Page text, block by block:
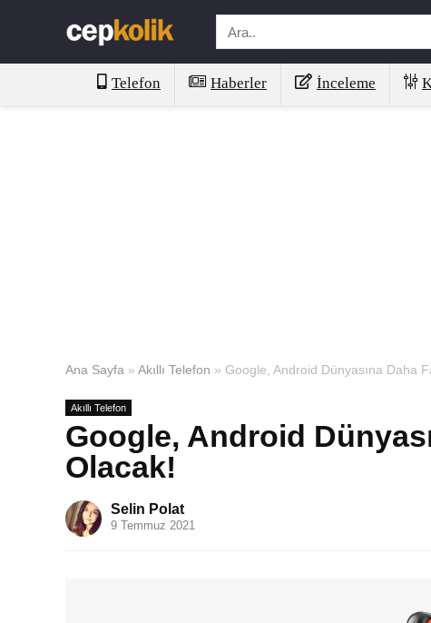
Telefon Haberler İnceleme
Ana Sayfa » Akıllı Telefon » Google, Android Dünyasına Daha
Akıllı Telefon
Google, Android
Olacak!
Selin Polat
9 Temmuz 2021